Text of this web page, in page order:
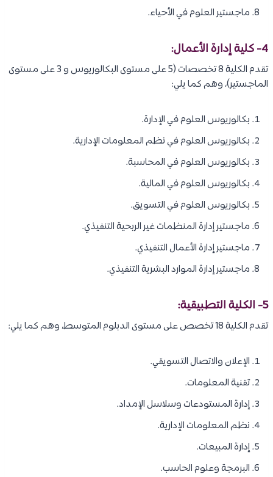
ماجستير العلوم في الأحياء.
4- كلية إدارة الأعمال:
تقدم الكلية 8 تخصصات (5 على مستوى البكالوريوس و 3 على مستوى
الماجستير)، وهم كما يلي:
بكالوريوس العلوم في الإدارة.
بكالوريوس العلوم في نظم المعلومات الإدارية.
بكالوريوس العلوم في المحاسبة.
بكالوريوس العلوم في المالية.
بكالوريوس العلوم في التسويق.
ماجستير إدارة المنظمات غير الربحية التنفيذي.
ماجستير إدارة الأعمال التنفيذي.
ماجستير إدارة الموارد البشرية التنفيذي.
5- الكلية التطبيقية:
تقدم الكلية 18 تخصص على مستوى الدبلوم المتوسط، وهم كما يلي:
الإعلان والاتصال التسويقي.
تقنية المعلومات.
إدارة المستودعات وسلاسل الإمداد.
نظم المعلومات الإدارية.
إدارة المبيعات.
البرمجة وعلوم الحاسب.